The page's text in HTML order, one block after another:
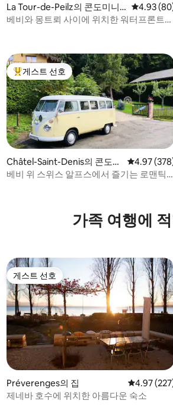
점 만점), 후기 169개
La Tour-de-Peilz의 콘도미니
엄
평점 4.93
4.93
베비와 몽트뢰 사이에 위치한 워터프론트
점 만점), 후기 124개
상위 게스트 선호
게스트 선호
Châtel-Saint-Denis의 콘도미
니엄
평점 4.97
4.97
베비 위 스위스 알프스에서 즐기는 로맨틱
가족 여행에
점 만점), 후기 26개
게스트 선호
게스트 선호
Préverenges의 집 평점 4.97
4.97
제네바 호수에 위치한 아름다운 숙소